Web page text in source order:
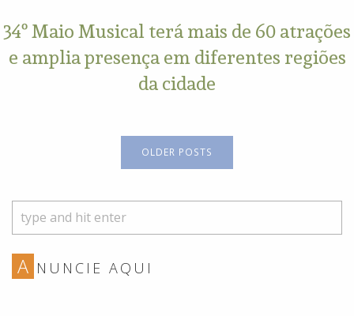
34º Maio Musical terá mais de 60 atrações
e amplia presença em diferentes regiões
da cidade
OLDER POSTS
A NUNCIE AQUI